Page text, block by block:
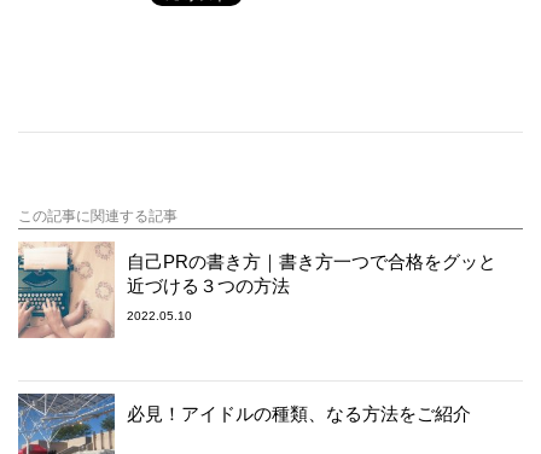
この記事に関連する記事
自己PRの書き方｜書き方一つで合格をグッと
近づける３つの方法
2022.05.10
必見！アイドルの種類、なる方法をご紹介